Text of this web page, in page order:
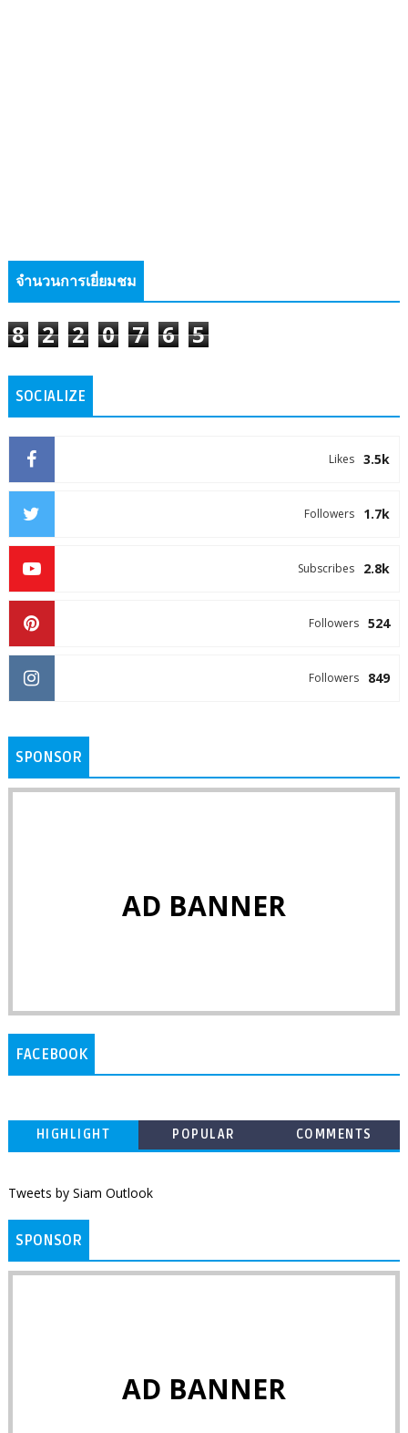
จำนวนการเยี่ยมชม
8 2 2 0 7 6 5
SOCIALIZE
3.5k
Likes
1.7k
Followers
2.8k
Subscribes
524
Followers
849
Followers
SPONSOR
AD BANNER
FACEBOOK
HIGHLIGHT POPULAR COMMENTS
Tweets by Siam Outlook
SPONSOR
AD BANNER